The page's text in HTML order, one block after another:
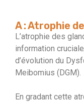
A : Atrophie
L’atrophie des
information
d’évolution du
Meibomius (DGM).
En gradant cette